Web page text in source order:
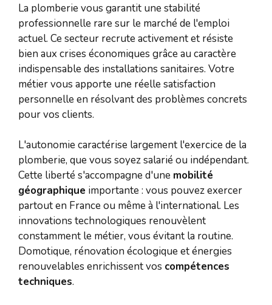
La plomberie vous garantit une stabilité
professionnelle rare sur le marché de l'emploi
actuel. Ce secteur recrute activement et résiste
bien aux crises économiques grâce au caractère
indispensable des installations sanitaires. Votre
métier vous apporte une réelle satisfaction
personnelle en résolvant des problèmes concrets
pour vos clients.
L'autonomie caractérise largement l'exercice de la
plomberie, que vous soyez salarié ou indépendant.
Cette liberté s'accompagne d'une mobilité
géographique importante : vous pouvez exercer
partout en France ou même à l'international. Les
innovations technologiques renouvèlent
constamment le métier, vous évitant la routine.
Domotique, rénovation écologique et énergies
renouvelables enrichissent vos compétences
techniques.